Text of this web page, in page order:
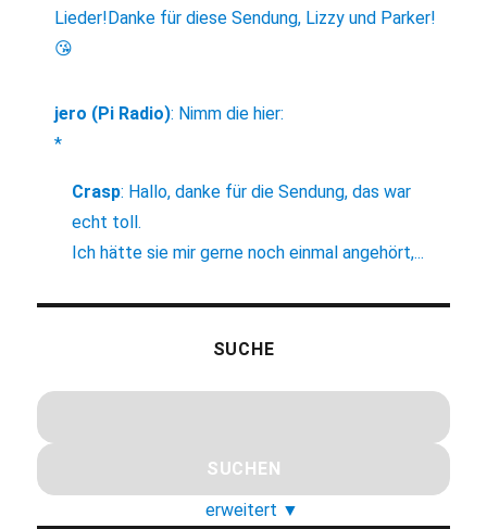
Lieder!Danke für diese Sendung, Lizzy und Parker!
😘
jero (Pi Radio): Nimm die hier:
*
Crasp: Hallo, danke für die Sendung, das war
echt toll.
Ich hätte sie mir gerne noch einmal angehört,...
SUCHE
erweitert ▼